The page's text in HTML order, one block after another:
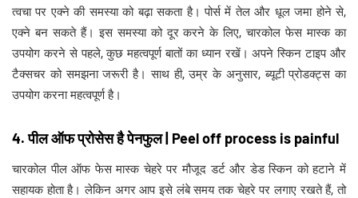
त्वचा पर एक्ने की समस्या को बढ़ा सकता है। पोर्स में तेल और धूल जमा होने से,
एक्ने बन सकते हैं। इस समस्या को दूर करने के लिए, चारकोल फेस मास्क का
उपयोग करने से पहले, कुछ महत्वपूर्ण बातों का ध्यान रखें। अपने स्किन टाइप और
टैक्सचर को समझना जरूरी है। साथ ही, उम्र के अनुसार, ब्यूटी प्रोडक्ट्स का
उपयोग करना महत्वपूर्ण है।
4. पील ऑफ प्रोसेस है पेनफुल | Peel off process is painful
चारकोल पील ऑफ फेस मास्क चेहरे पर मौजूद डर्ट और डेड स्किन को हटाने में
सहायक होता है। लेकिन अगर आप इसे लंबे समय तक चेहरे पर लगाए रखते हैं, तो